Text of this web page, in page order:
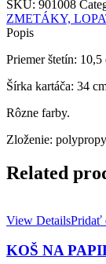
SKU: 901008
ZMETÁKY,
Popis
Priemer štetín: 10,5
Šírka kartáča: 34
Rôzne farby.
Zloženie:
Related
View DetailsPridať
KOŠ NA